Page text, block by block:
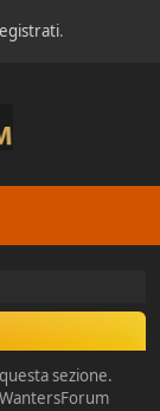
.
sezione.